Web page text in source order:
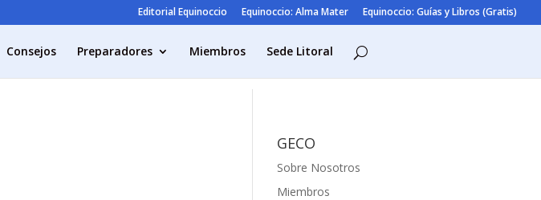
Editorial Equinoccio Equinoccio: Alma Mater Equinoccio: Guías y Libros (Gratis)
Consejos Preparadores Miembros Sede Litoral
GECO
Sobre Nosotros
Miembros